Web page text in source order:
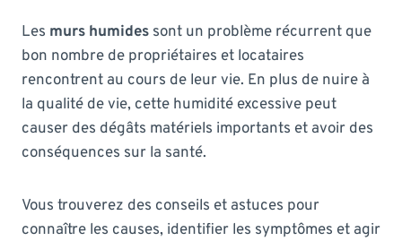
Les murs humides sont un problème récurrent que
bon nombre de propriétaires et locataires
rencontrent au cours de leur vie. En plus de nuire à
la qualité de vie, cette humidité excessive peut
causer des dégâts matériels importants et avoir des
conséquences sur la santé.
Vous trouverez des conseils et astuces pour
connaître les causes, identifier les symptômes et agir